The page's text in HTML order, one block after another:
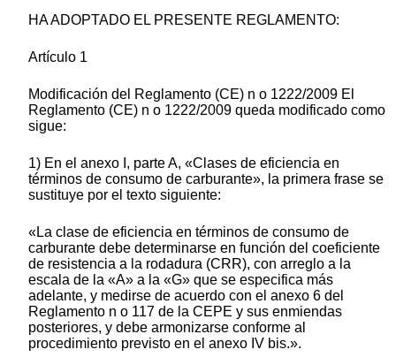
HA ADOPTADO EL PRESENTE REGLAMENTO:
Artículo 1
Modificación del Reglamento (CE) n o 1222/2009 El
Reglamento (CE) n o 1222/2009 queda modificado como
sigue:
1) En el anexo I, parte A, «Clases de eficiencia en
términos de consumo de carburante», la primera frase se
sustituye por el texto siguiente:
«La clase de eficiencia en términos de consumo de
carburante debe determinarse en función del coeficiente
de resistencia a la rodadura (CRR), con arreglo a la
escala de la «A» a la «G» que se especifica más
adelante, y medirse de acuerdo con el anexo 6 del
Reglamento n o 117 de la CEPE y sus enmiendas
posteriores, y debe armonizarse conforme al
procedimiento previsto en el anexo IV bis.».